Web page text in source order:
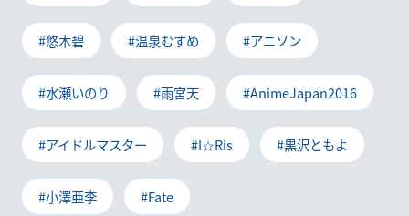
#悠木碧 #温泉むすめ #アニソン
#水瀬いのり #雨宮天 #AnimeJapan2016
#アイドルマスター #I☆Ris #黒沢ともよ
#小澤亜李 #Fate